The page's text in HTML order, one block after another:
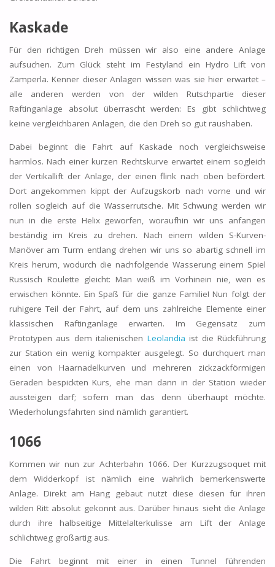
Kaskade
Für den richtigen Dreh müssen wir also eine andere Anlage
aufsuchen. Zum Glück steht im Festyland ein Hydro Lift von
Zamperla. Kenner dieser Anlagen wissen was sie hier erwartet –
alle anderen werden von der wilden Rutschpartie dieser
Raftinganlage absolut überrascht werden: Es gibt schlichtweg
keine vergleichbaren Anlagen, die den Dreh so gut raushaben.
Dabei beginnt die Fahrt auf Kaskade noch vergleichsweise
harmlos. Nach einer kurzen Rechtskurve erwartet einem sogleich
der Vertikallift der Anlage, der einen flink nach oben befördert.
Dort angekommen kippt der Aufzugskorb nach vorne und wir
rollen sogleich auf die Wasserrutsche. Mit Schwung werden wir
nun in die erste Helix geworfen, woraufhin wir uns anfangen
beständig im Kreis zu drehen. Nach einem wilden S-Kurven-
Manöver am Turm entlang drehen wir uns so abartig schnell im
Kreis herum, wodurch die nachfolgende Wasserung einem Spiel
Russisch Roulette gleicht: Man weiß im Vorhinein nie, wen es
erwischen könnte. Ein Spaß für die ganze Familie! Nun folgt der
ruhigere Teil der Fahrt, auf dem uns zahlreiche Elemente einer
klassischen Raftinganlage erwarten. Im Gegensatz zum
Prototypen aus dem italienischen Leolandia ist die Rückführung
zur Station ein wenig kompakter ausgelegt. So durchquert man
einen von Haarnadelkurven und mehreren zickzackförmigen
Geraden bespickten Kurs, ehe man dann in der Station wieder
aussteigen darf; sofern man das denn überhaupt möchte.
Wiederholungsfahrten sind nämlich garantiert.
1066
Kommen wir nun zur Achterbahn 1066. Der Kurzzugsoquet mit
dem Widderkopf ist nämlich eine wahrlich bemerkenswerte
Anlage. Direkt am Hang gebaut nutzt diese diesen für ihren
wilden Ritt absolut gekonnt aus. Darüber hinaus sieht die Anlage
durch ihre halbseitige Mittelalterkulisse am Lift der Anlage
schlichtweg großartig aus.
Die Fahrt beginnt mit einer in einen Tunnel führenden